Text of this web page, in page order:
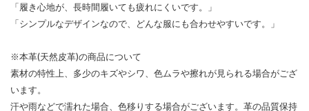
「履き心地が、長時間履いても疲れにくいです。」
「シンプルなデザインなので、どんな服にも合わせやすいです。」
※本革(天然皮革)の商品について
素材の特性上、多少のキズやシワ、色ムラや擦れが見られる場合がござ
います。
汗や雨などで濡れた場合、色移りする場合がございます。革の品質保持